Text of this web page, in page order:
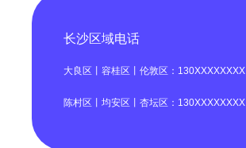
长沙区域电话
大良区丨容桂区丨伦敦区：130XXXXXXXX
陈村区丨均安区丨杏坛区：130XXXXXXXX